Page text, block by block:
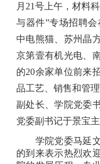
月21号上午，材料
与器件”专场招聘
中电熊猫、苏州晶
京第壹有机光电、
的20余家单位前来
品工艺、销售和管
副处长、学院党委
党委副书记于景宝主
学院党委马延文
的到来表示热烈欢